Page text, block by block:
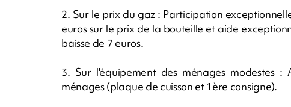
2. Sur le prix du gaz : Participation
euros sur le prix de la bouteille et aide
baisse de 7 euros.
3. Sur l'équipement des ménages modestes
ménages (plaque de cuisson et 1ère consigne).